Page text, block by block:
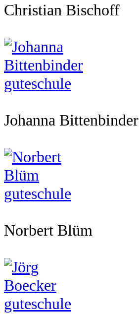
Christian Bischoff
Johanna Bittenbinder
Norbert Blüm